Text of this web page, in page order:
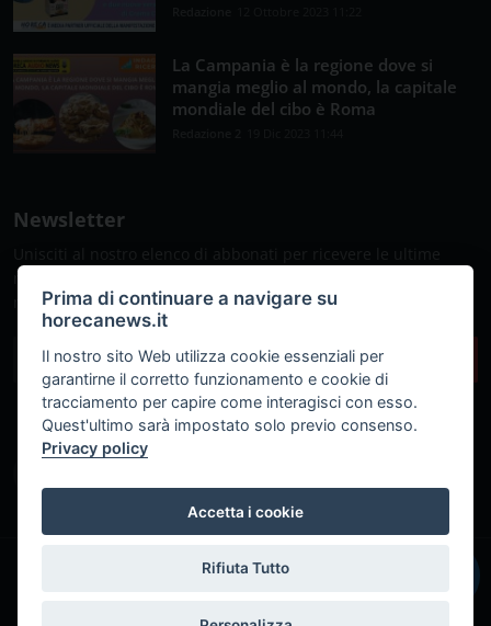
La Campania è la regione dove si
mangia meglio al mondo, la capitale
mondiale del cibo è Roma
Newsletter
notizie, gli aggiornamenti e le offerte speciali direttamente
nella tua casella di posta
Powered byMarcomedi@
Prima di continuare a navigare su
horecanews.it
Il nostro sito Web utilizza cookie essenziali per
garantirne il corretto funzionamento e cookie di
tracciamento per capire come interagisci con esso.
Quest'ultimo sarà impostato solo previo consenso.
Privacy policy
Accetta i cookie
Rifiuta Tutto